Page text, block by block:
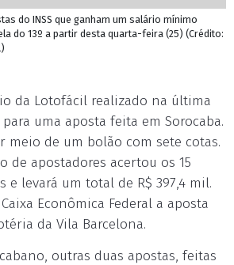
do INSS que ganham um salário mínimo
do 13º a partir desta quarta-feira (25) (Crédito:
da Lotofácil realizado na última
uma aposta feita em Sorocaba.
meio de um bolão com sete cotas.
de apostadores acertou os 15
e levará um total de R$ 397,4 mil.
Econômica Federal a aposta
da Vila Barcelona.
outras duas apostas, feitas